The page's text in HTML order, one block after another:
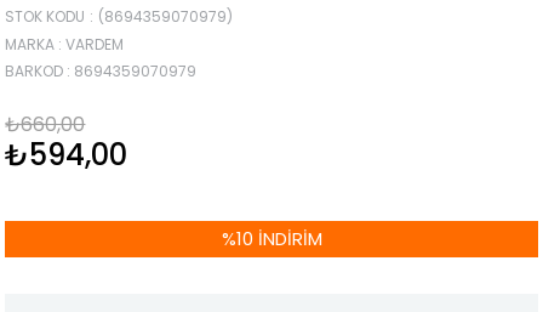
STOK KODU
(8694359070979)
MARKA : VARDEM
BARKOD : 8694359070979
₺660,00
₺594,00
%10 İNDIRIM